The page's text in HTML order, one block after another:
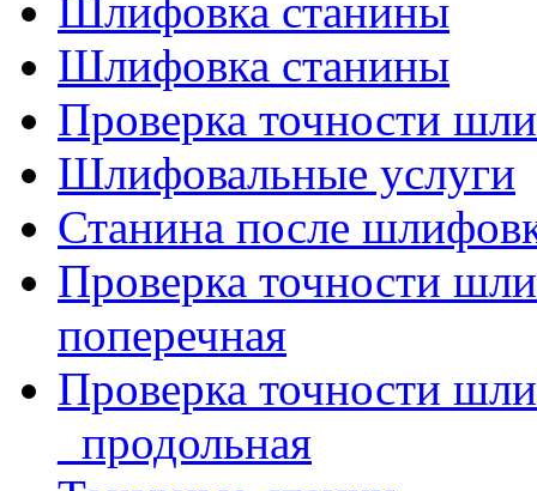
Шлифовка станины
Шлифовка станины
Проверка точности
Шлифовальные услуги
Станина после
Проверка точности
поперечная
Проверка точности
_продольная